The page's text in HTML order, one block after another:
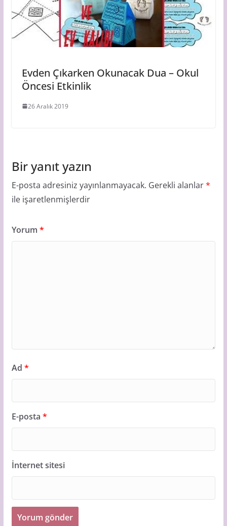
Evden Çıkarken Okunacak Dua – Okul
Öncesi Etkinlik
26 Aralık 2019
Bir yanıt yazın
E-posta adresiniz yayınlanmayacak. Gerekli alanlar*
ile işaretlenmişlerdir
Yorum *
Ad *
E-posta *
İnternet sitesi